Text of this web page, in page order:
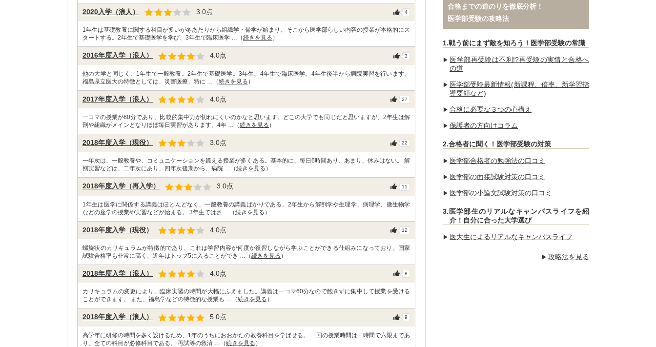
2020入学（浪人） 3.0点 4
1年生は基礎教養に関する科目が多いが冬あたりから組織学・骨学が始まり、そこから医学部らしい内容の授業が本格的にス
タートする。2年生で基礎医学を学び、3年生で臨床医学 …（続きを見る ）
2016年度入学（浪人） 4.0点 3
他の大学と同じく、1年生で一般教養。2年生で基礎医学。3年生、4年生で臨床医学。4年生後半から病院実習を行います。
福島県立医大の特徴としては、災害医療、特に …（続きを見る ）
2017年度入学（浪人） 4.0点 27
一コマの授業が60分であり、比較的集中力が切れにくいのかなと思います。どこの大学でも同じだと思いますが、2年生は解
剖や組織がメインとなりほぼ毎日実習があります。4年 …（続きを見る ）
2018年度入学（現役） 3.0点 22
一年次は、一般教養や、コミュニケーションを鍛える授業が多くある。基本的に、毎日6時間あり、あまり、休みはない。 解
剖実習などは、二年次にあり、四年次後期から、病院 …（続きを見る ）
2018年度入学（再入学） 3.0点 11
1年生は医学に関係する講義はほとんどなく、一般教養の講義ばかりである。2年生から解剖学や生理学、病理学、微生物学
などの座学の授業や実習などが始まる。 3年生ではさ …（続きを見る ）
2018年度入学（現役） 4.0点 12
螺旋状のカリキュラムが特徴的であり、これは学習内容が何度か復習しながら学ぶことができる仕組みになっており、国家
試験合格率も非常に高く、近年はトップ5に入ることができ …（続きを見る ）
2018年度入学（浪人） 4.0点 8
カリキュラムの変更により、臨床実習の時間が大幅にふえました。講義は一コマ60分なので飽きずに集中して授業を受ける
ことができます。 また、福島学などの特徴的な授業も …（続きを見る ）
2018年度入学（浪人） 5.0点 9
高学年に研修の時間を多く設けるため、1年のうちにおおかたの教養科目を学ばせる。 一回の授業時間は一時間で六限まであ
り、全ての科目が必修科目である。 再試等の救済 …（続きを見る ）
合格までの道のりを徹底分析！
医学部受験の攻略法
1.戦う前にまず敵を知ろう！医学部受験の常識
医学部再受験は不利!?再受験の実情と合格へ
の道
医学部受験最新情報(新課程、倍率、新学習指
導要領など)
合格に必要な３つの心構え
保護者の方向けコラム
2.合格者に聞く！医学部受験の対策
医学部合格者の勉強法の口コミ
医学部の面接試験対策の口コミ
医学部の小論文試験対策の口コミ
3.医学部生のリアルなキャンパスライフを紹
介！自分に合った大学選び
医大生によるリアルなキャンパスライフ
攻略法を見る